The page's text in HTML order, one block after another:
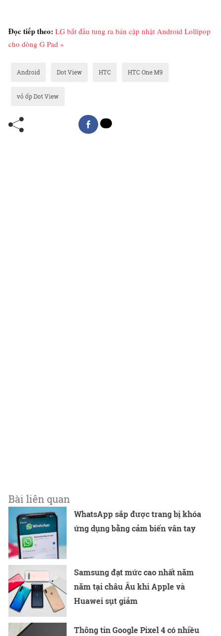
Đọc tiếp theo: LG bắt đầu tung ra bản cập nhật Android Lollipop
cho dòng G Pad »
Android Dot View HTC HTC One M9
vỏ ốp Dot View
Bài liên quan
WhatsApp sắp được trang bị khóa
ứng dụng bằng cảm biến vân tay
Samsung đạt mức cao nhất năm
năm tại châu Âu khi Apple và
Huawei sụt giảm
Thông tin Google Pixel 4 có nhiều